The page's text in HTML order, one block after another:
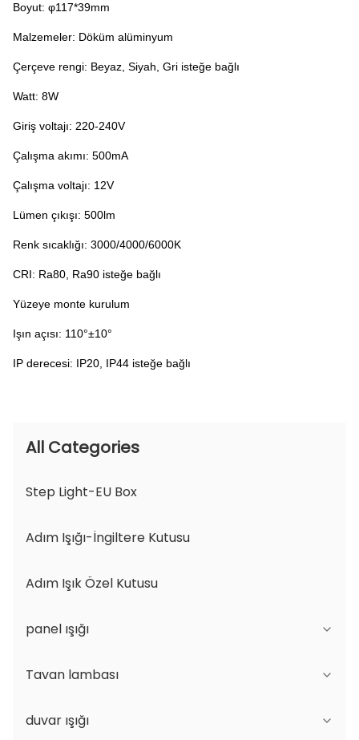
Boyut: φ117*39mm
Malzemeler: Döküm alüminyum
Çerçeve rengi: Beyaz, Siyah, Gri isteğe bağlı
Watt: 8W
Giriş voltajı: 220-240V
Çalışma akımı: 500mA
Çalışma voltajı: 12V
Lümen çıkışı: 500lm
Renk sıcaklığı: 3000/4000/6000K
CRI: Ra80, Ra90 isteğe bağlı
Yüzeye monte kurulum
Işın açısı: 110°±10°
IP derecesi: IP20, IP44 isteğe bağlı
All Categories
Step Light-EU Box
Adım Işığı-İngiltere Kutusu
Adım Işık Özel Kutusu
panel ışığı
JDL Serisi
DSDL Serisi
Tavan lambası
JCL Serisi
duvar ışığı